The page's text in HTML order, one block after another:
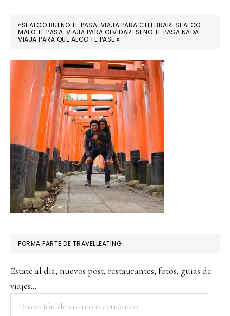
«SI ALGO BUENO TE PASA…VIAJA PARA CELEBRAR. SI ALGO
MALO TE PASA…VIAJA PARA OLVIDAR. SI NO TE PASA NADA…
VIAJA PARA QUE ALGO TE PASE.»
FORMA PARTE DE TRAVELLEATING
Estate al dia, nuevos post, restaurantes, fotos, guias de
viajes...